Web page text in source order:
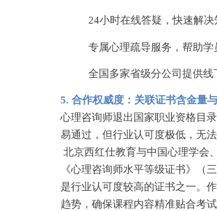
24小时在线答疑，快速解
专属心理疏导服务，帮助学
全国多家省级分公司提供
5. 合作权威度：关联证书含金量
心理咨询师退出国家职业资格目
易通过，但行业认可度极低，无法
北京西红仕教育与中国心理学会
《心理咨询师水平等级证书》（
是行业认可度较高的证书之一。
趋势，确保课程内容精准贴合考